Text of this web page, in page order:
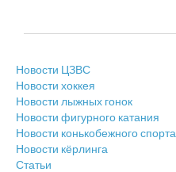
Новости ЦЗВС
Новости хоккея
Новости лыжных гонок
Новости фигурного катания
Новости конькобежного спорта
Новости кёрлинга
Статьи